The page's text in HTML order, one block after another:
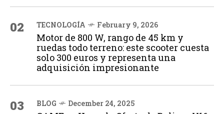
02 TECNOLOGÍA February 9, 2026
Motor de 800 W, rango de 45 km y
ruedas todo terreno: este scooter cuesta
solo 300 euros y representa una
adquisición impresionante
03 BLOG December 24, 2025